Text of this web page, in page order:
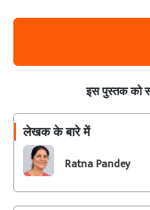
इस पुस्तक को
लेखक के बारे में
Ratna Pandey